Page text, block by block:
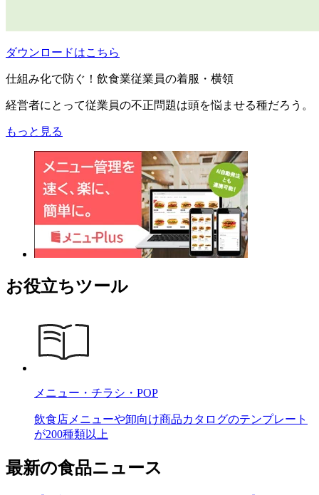
ダウンロードはこちら
仕組み化で防ぐ！飲食業従業員の着服・横領
経営者にとって従業員の不正問題は頭を悩ませる種だろう。
もっと見る
お役立ちツール
メニュー・チラシ・POP
飲食店メニューや卸向け商品カタログのテンプレート
が200種類以上
最新の食品ニュース